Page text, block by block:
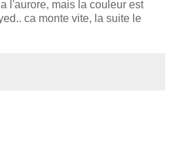
l'aurore, mais la couleur est
ca monte vite, la suite le